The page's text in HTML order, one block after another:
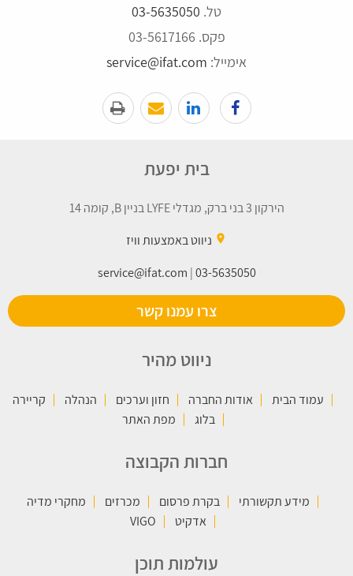
טל. 03-5635050
פקס. 03-5617166
אימייל: service@ifat.com
בית יפעת
הירקון 3 בני ברק, מגדלי LYFE בניין B, קומה 14
place ניווט באמצעות וויז
service@ifat.com |03-5635050
צרו עמנו קשר
ניווט מהיר
עמוד הבית אודות החברה חזון וערכים הנהלה
קריירה
בלוג
מפת האתר
חברות הקבוצה
מידע תקשורתי בקרת פרסום מכרזים
מחקרי מדיה
אדקיט
VIGO
עולמות תוכן